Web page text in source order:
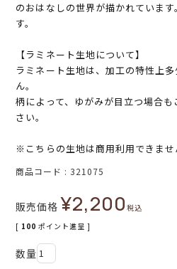
のおはなしの世界が描かれていま
す。
【ラミネート生地について】
ラミネート生地は、加工の特性上
ん。
柄によって、ゆがみが目立つ場合
さい。
※こちらの生地は商用利用できませ
商品コード 321075
販売価格 ¥2,200税込
[ 100 ポイント進呈 ]